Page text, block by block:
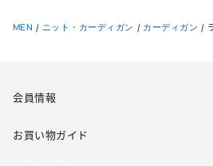
MEN / ニット・カーディガン / カーディガン /
会員情報
お買い物ガイド